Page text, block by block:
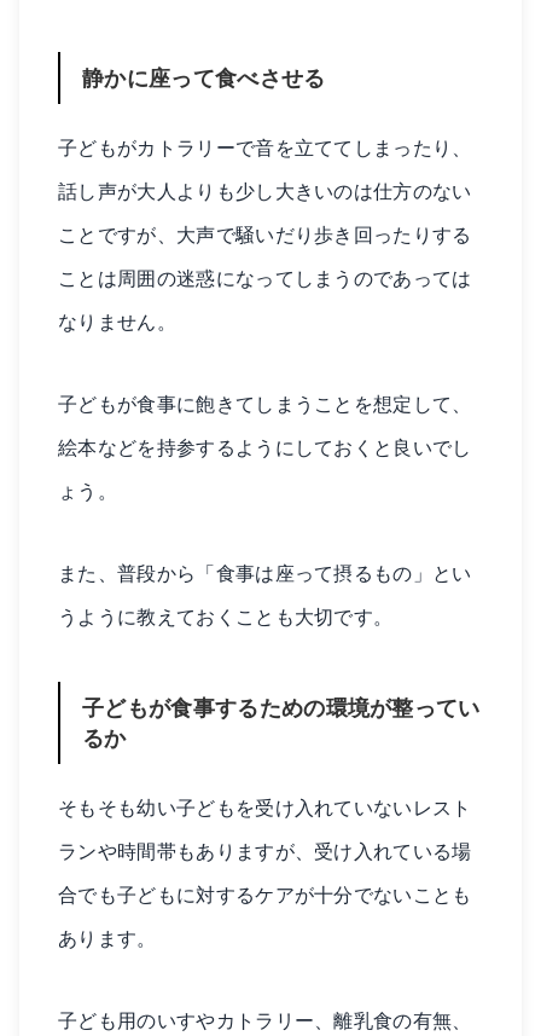
静かに座って食べさせる
子どもがカトラリーで音を立ててしまったり、
話し声が大人よりも少し大きいのは仕方のない
ことですが、大声で騒いだり歩き回ったりする
ことは周囲の迷惑になってしまうのであっては
なりません。
子どもが食事に飽きてしまうことを想定して、
絵本などを持参するようにしておくと良いでし
ょう。
また、普段から「食事は座って摂るもの」とい
うように教えておくことも大切です。
子どもが食事するための環境が整ってい
るか
そもそも幼い子どもを受け入れていないレスト
ランや時間帯もありますが、受け入れている場
合でも子どもに対するケアが十分でないことも
あります。
子ども用のいすやカトラリー、離乳食の有無、